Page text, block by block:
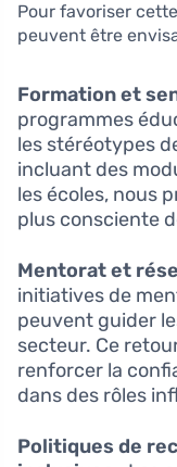
Pour favoriser
peuvent être
Formation et
programmes
les stéréotypes
incluant des
les écoles, nous
plus consciente
Mentorat et
initiatives de
peuvent guider
secteur. Ce
renforcer la
dans des rôles
Politiques de